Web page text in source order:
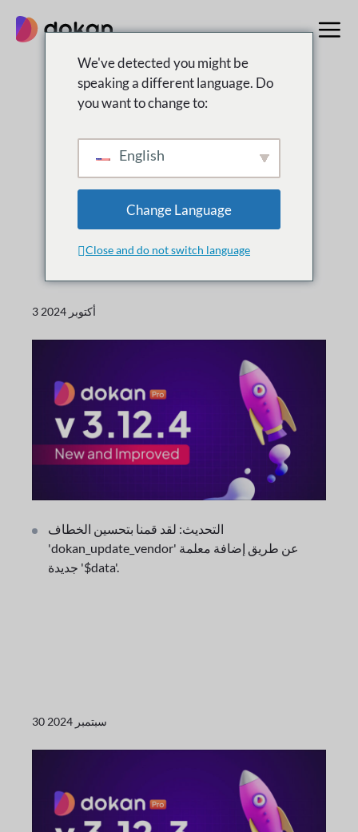
إلى
المحتوى
جديد
الإصدارات الجديدة والتحسينات والتحديثات لدوكان
3 أكتوبر 2024
التحديث: لقد قمنا بتحسين الخطاف
'dokan_update_vendor' عن طريق إضافة معلمة
جديدة '$data'.
30 سبتمبر 2024
We've detected you might be
speaking a different language. Do
you want to change to:
English
Change Language
Close and do not switch language